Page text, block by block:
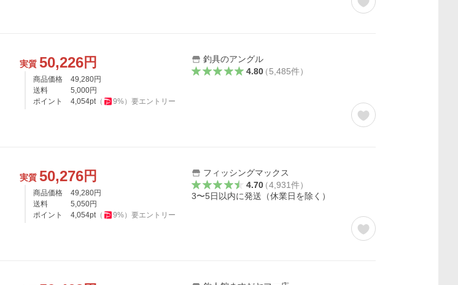
実質 50,226円
商品価格 49,280円
送料
5,000円
ポイント
4,054pt（ 9%） 要エントリー
釣具のアングル
4.80（5,485件）
実質 50,276円
商品価格 49,280円
送料
5,050円
ポイント
4,054pt（ 9%） 要エントリー
フィッシングマックス
4.70（4,931件）
3〜5日以内に発送（休業日を除く）